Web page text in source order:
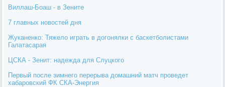
Виллаш-Боаш - в Зените
7 главных новостей дня
Жуканенко: Тяжело играть в догонялки с баскетболистами
Галатасарая
ЦСКА - Зенит: надежда для Слуцкого
Первый после зимнего перерыва домашний матч проведет
хабаровский ФК СКА-Энергия